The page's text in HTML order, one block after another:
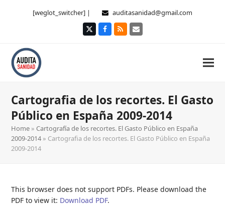
[weglot_switcher] | auditasanidad@gmail.com
TwitterFacebook
RSS Correo
Cartografia de los recortes. El Gasto
Público en España 2009-2014
Home »Cartografía de los recortes. El Gasto Público en España
2009-2014 » Cartografia de los recortes. El Gasto Público en España
2009-2014
This browser does not support PDFs. Please download the
PDF to view it: Download PDF.